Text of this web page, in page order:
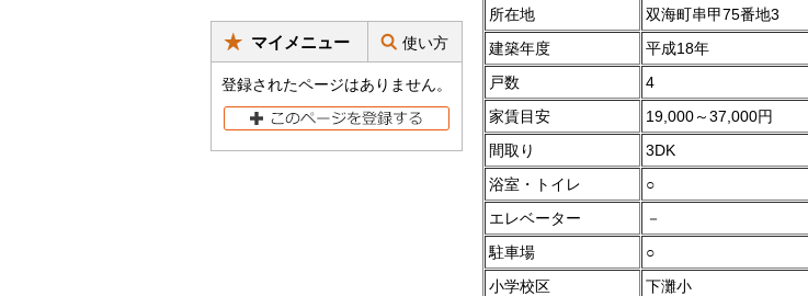
マイメニュー 使い方
登録されたページはありません。
所在地
双海町串甲75番地3
建築年度
平成18年
戸数
4
家賃目安
19,000～37,000円
間取り
3DK
浴室・トイレ
○
エレベーター
－
駐車場
○
小学校区
下灘小